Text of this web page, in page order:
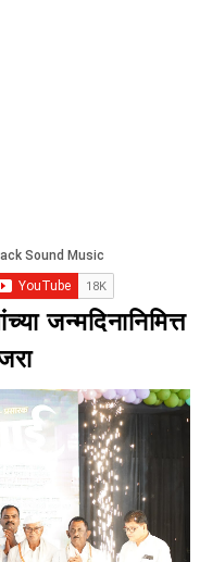
जन्मदिनानिमित्त